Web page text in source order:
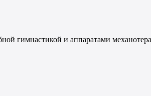
гимнастикой и аппаратами